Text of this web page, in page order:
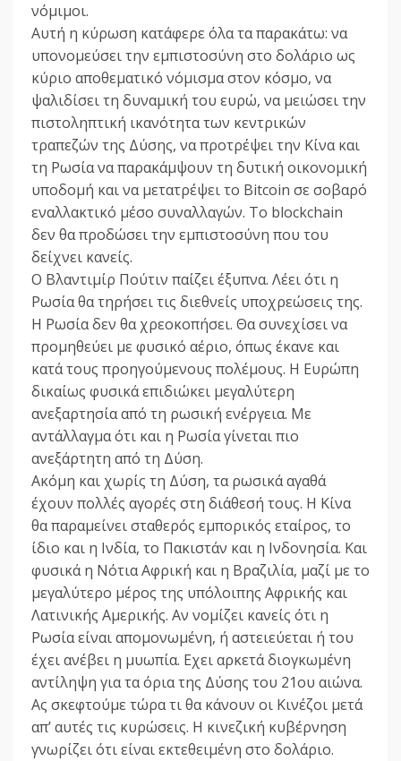
νόμιμοι.
Αυτή η κύρωση κατάφερε όλα τα παρακάτω: να
υπονομεύσει την εμπιστοσύνη στο δολάριο ως
κύριο αποθεματικό νόμισμα στον κόσμο, να
ψαλιδίσει τη δυναμική του ευρώ, να μειώσει την
πιστοληπτική ικανότητα των κεντρικών
τραπεζών της Δύσης, να προτρέψει την Κίνα και
τη Ρωσία να παρακάμψουν τη δυτική οικονομική
υποδομή και να μετατρέψει το Βitcoin σε σοβαρό
εναλλακτικό μέσο συναλλαγών. Το blockchain
δεν θα προδώσει την εμπιστοσύνη που του
δείχνει κανείς.
Ο Βλαντιμίρ Πούτιν παίζει έξυπνα. Λέει ότι η
Ρωσία θα τηρήσει τις διεθνείς υποχρεώσεις της.
Η Ρωσία δεν θα χρεοκοπήσει. Θα συνεχίσει να
προμηθεύει με φυσικό αέριο, όπως έκανε και
κατά τους προηγούμενους πολέμους. Η Ευρώπη
δικαίως φυσικά επιδιώκει μεγαλύτερη
ανεξαρτησία από τη ρωσική ενέργεια. Με
αντάλλαγμα ότι και η Ρωσία γίνεται πιο
ανεξάρτητη από τη Δύση.
Ακόμη και χωρίς τη Δύση, τα ρωσικά αγαθά
έχουν πολλές αγορές στη διάθεσή τους. Η Κίνα
θα παραμείνει σταθερός εμπορικός εταίρος, το
ίδιο και η Ινδία, το Πακιστάν και η Ινδονησία. Και
φυσικά η Νότια Αφρική και η Βραζιλία, μαζί με το
μεγαλύτερο μέρος της υπόλοιπης Αφρικής και
Λατινικής Αμερικής. Αν νομίζει κανείς ότι η
Ρωσία είναι απομονωμένη, ή αστειεύεται ή του
έχει ανέβει η μυωπία. Εχει αρκετά διογκωμένη
αντίληψη για τα όρια της Δύσης του 21ου αιώνα.
Ας σκεφτούμε τώρα τι θα κάνουν οι Κινέζοι μετά
απ’ αυτές τις κυρώσεις. Η κινεζική κυβέρνηση
γνωρίζει ότι είναι εκτεθειμένη στο δολάριο.